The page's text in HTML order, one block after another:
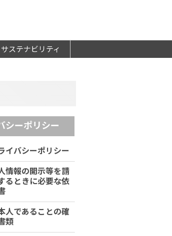
サステナビリティ
シーポリシー
イバシーポリシー
情報の開示等を請
るときに必要な依
人であることの確
類